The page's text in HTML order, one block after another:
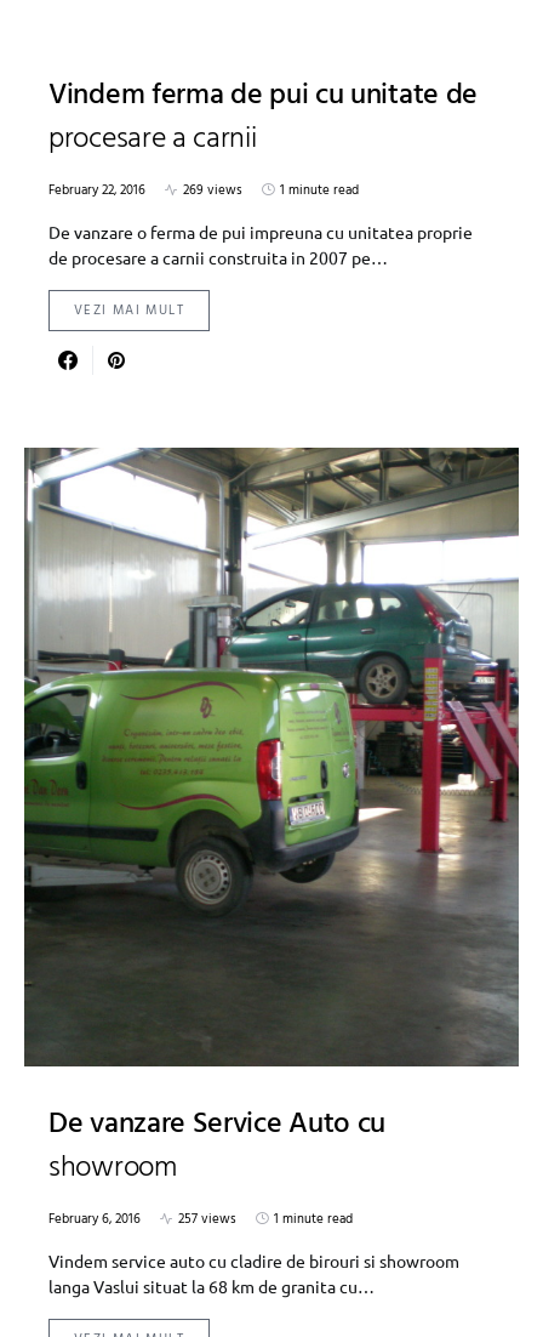
Vindem ferma de pui cu unitate de
procesare a carnii
February 22, 2016 269 views
1 minute read
De vanzare o ferma de pui impreuna cu unitatea proprie
de procesare a carnii construita in 2007 pe…
VEZI MAI MULT
De vanzare Service Auto cu
showroom
February 6, 2016 257 views
1 minute read
Vindem service auto cu cladire de birouri si showroom
langa Vaslui situat la 68 km de granita cu…